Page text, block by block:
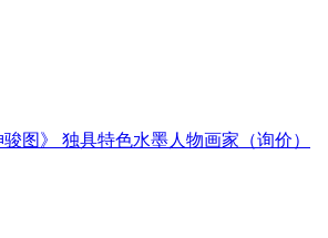
图》 独具特色水墨人物画家（询价）